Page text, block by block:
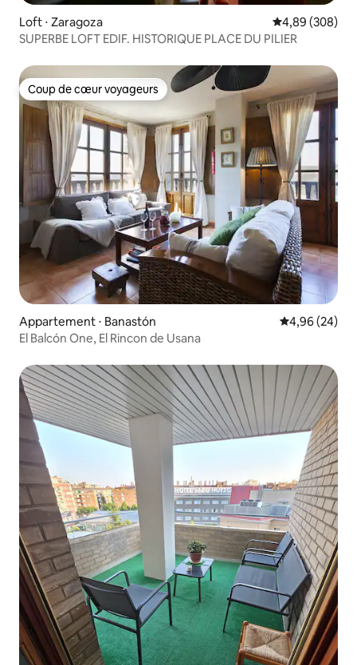
Loft ⋅ Zaragoza Évaluation
4,89 (308)
SUPERBE LOFT EDIF. HISTORIQUE PLACE DU PILIER
Coup de cœur voyageurs
Coup de cœur voyageurs
Appartement ⋅ Banastón Évaluation
4,96 (24)
El Balcón One, El Rincon de Usana